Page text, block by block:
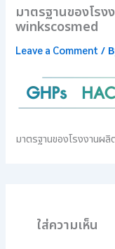
มาตรฐานของโร
winkscosmed
Leave a Comment /
มาตรฐานของโรงงานผ
ใส่ความเห็น